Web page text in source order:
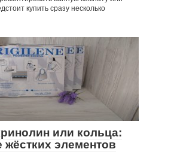
купить сразу несколько
или кольца:
жёстких элементов